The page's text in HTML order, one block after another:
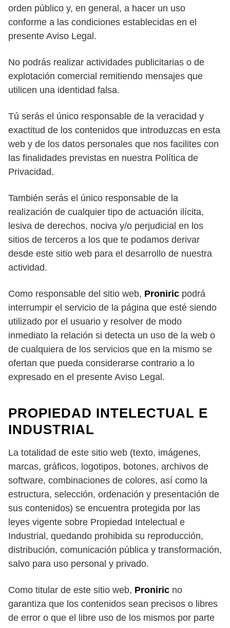
orden público y, en general, a hacer un uso
conforme a las condiciones establecidas en el
presente Aviso Legal.
No podrás realizar actividades publicitarias o de
explotación comercial remitiendo mensajes que
utilicen una identidad falsa.
Tú serás el único responsable de la veracidad y
exactitud de los contenidos que introduzcas en esta
web y de los datos personales que nos facilites con
las finalidades previstas en nuestra Política de
Privacidad.
También serás el único responsable de la
realización de cualquier tipo de actuación ilícita,
lesiva de derechos, nociva y/o perjudicial en los
sitios de terceros a los que te podamos derivar
desde este sitio web para el desarrollo de nuestra
actividad.
Como responsable del sitio web, Proniric podrá
interrumpir el servicio de la página que esté siendo
utilizado por el usuario y resolver de modo
inmediato la relación si detecta un uso de la web o
de cualquiera de los servicios que en la mismo se
ofertan que pueda considerarse contrario a lo
expresado en el presente Aviso Legal.
PROPIEDAD INTELECTUAL E
INDUSTRIAL
La totalidad de este sitio web (texto, imágenes,
marcas, gráficos, logotipos, botones, archivos de
software, combinaciones de colores, así como la
estructura, selección, ordenación y presentación de
sus contenidos) se encuentra protegida por las
leyes vigente sobre Propiedad Intelectual e
Industrial, quedando prohibida su reproducción,
distribución, comunicación pública y transformación,
salvo para uso personal y privado.
Como titular de este sitio web, Proniric no
garantiza que los contenidos sean precisos o libres
de error o que el libre uso de los mismos por parte